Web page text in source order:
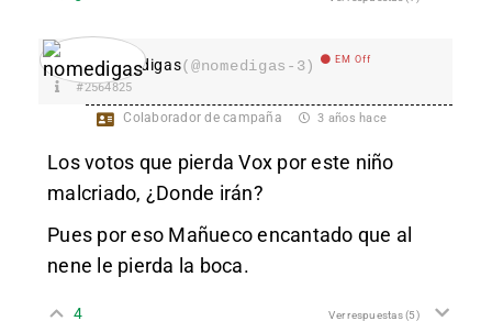
nomedigas(@nomedigas-3) EM Off
#2564825
Colaborador de campaña 3 años hace
Los votos que pierda Vox por este niño
malcriado, ¿Donde irán?
Pues por eso Mañueco encantado que al
nene le pierda la boca.
4 Ver respuestas(5)